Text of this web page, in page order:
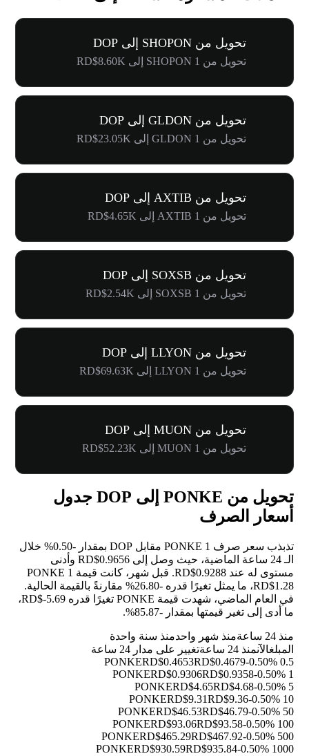
تحويل من SHOPON إلى DOP
تحويل من 1 SHOPON إلى RD$8.60K
تحويل من GLDON إلى DOP
تحويل من 1 GLDON إلى RD$23.05K
تحويل من AXTIB إلى DOP
تحويل من 1 AXTIB إلى RD$4.65K
تحويل من SOXSB إلى DOP
تحويل من 1 SOXSB إلى RD$2.54K
تحويل من LLYON إلى DOP
تحويل من 1 LLYON إلى RD$69.63K
تحويل من MUON إلى DOP
تحويل من 1 MUON إلى RD$52.23K
تحويل من PONKE إلى DOP جدول
أسعار الصرف
تذبذب سعر صرف 1 PONKE مقابل DOP بمقدار -0.50%
خلال
الـ 24 ساعة الماضية، حيث وصل إلى RD$0.9656 وأدنى
مستوى له عند RD$0.9288. قبل شهر، كانت قيمة 1 PONKE
RD$1.28، ما يمثل تغيرًا قدره
-26.80%
مقارنةً بالقيمة الحالية.
في العام الماضي، شهدت قيمة PONKE تغيرًا قدره RD$-5.69،
ما أدى إلى تغير قيمتها بمقدار -85.87%
.
منذ 24 ساعة منذ شهر واحدمنذ سنة واحدة
المبلغالآنمنذ 24 ساعة
تغيير على مدار 24 ساعة
0.5 PONKE
RD$0.4653RD$0.4679-0.50%
1 PONKE
RD$0.9306RD$0.9358-0.50%
5 PONKE
RD$4.65RD$4.68-0.50%
10 PONKE
RD$9.31RD$9.36-0.50%
50 PONKE
RD$46.53RD$46.79-0.50%
100 PONKE
RD$93.06RD$93.58-0.50%
500 PONKE
RD$465.29RD$467.92-0.50%
1000 PONKE
RD$930.59RD$935.84-0.50%